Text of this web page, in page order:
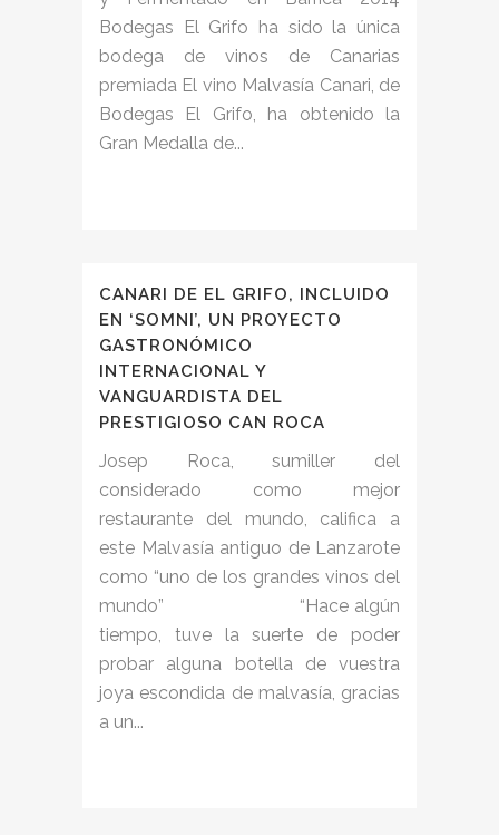
Bodegas El Grifo ha sido la única
bodega de vinos de Canarias
premiada El vino Malvasía Canari, de
Bodegas El Grifo, ha obtenido la
Gran Medalla de...
CANARI DE EL GRIFO, INCLUIDO
EN ‘SOMNI’, UN PROYECTO
GASTRONÓMICO
INTERNACIONAL Y
VANGUARDISTA DEL
PRESTIGIOSO CAN ROCA
Josep Roca, sumiller del
considerado como mejor
restaurante del mundo, califica a
este Malvasía antiguo de Lanzarote
como “uno de los grandes vinos del
mundo” “Hace algún
tiempo, tuve la suerte de poder
probar alguna botella de vuestra
joya escondida de malvasía, gracias
a un...